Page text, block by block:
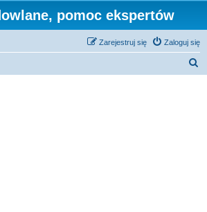
pomoc ekspertów
Zaloguj się
Zarejestruj się